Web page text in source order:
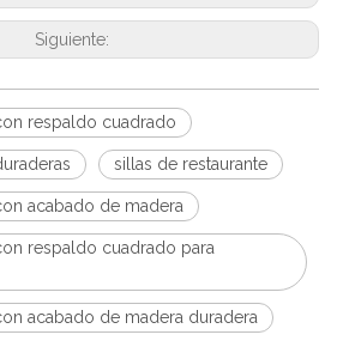
Siguiente:
respaldo cuadrado
sillas de restaurante
acabado de madera
respaldo cuadrado para
acabado de madera duradera